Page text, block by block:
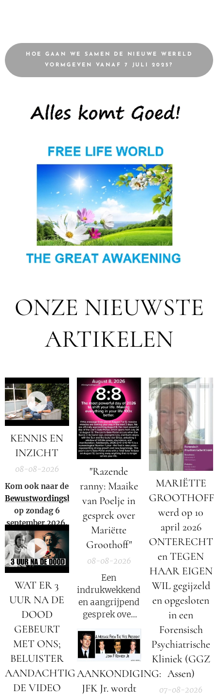
HOE GAAN WE SAMEN DE NIEUWE WERELD
VORMGEVEN VANAF 7 JULI 2025?
ONZE NIEUWSTE
ARTIKELEN
KENNIS EN
INZICHT
08-08-2026
Kom ook naar de
Bewustwordingsbeurs
op zondag 6
september 2026.
"Razende
ranny: Maaike
van Poelje in
gesprek over
Mariëtte
Groothoff"
08-08-2026
Een
indrukwekkend
en aangrijpend
gesprek over
Mariëtte
Groothoff.
MARIËTTE
GROOTHOFF
werd op 10
april 2026
ONTERECHT
en TEGEN
HAAR EIGEN
WIL gegijzeld
en opgesloten
in een
Forensisch
Psychiatrische
Kliniek (GGZ
Assen)
07-08-2026
WAT ER 3
UUR NA DE
DOOD
GEBEURT
MET ONS;
BELUISTER
AANDACHTIG
DE VIDEO
AANKONDIGING:
JFK Jr. wordt